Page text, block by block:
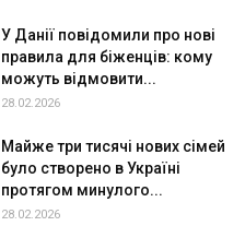
У Данії повідомили про нові
правила для біженців: кому
можуть відмовити...
28.02.2026
Майже три тисячі нових сімей
було створено в Україні
протягом минулого...
28.02.2026